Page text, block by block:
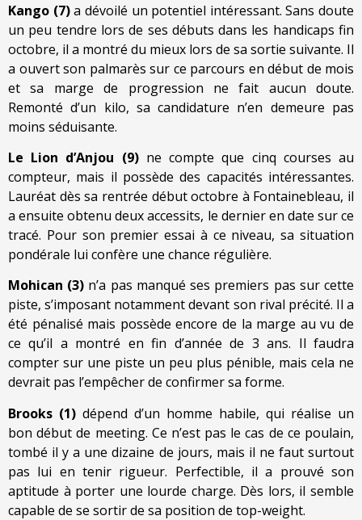
Kango (7)a dévoilé un potentiel intéressant. Sans doute
un peu tendre lors de ses débuts dans les handicaps fin
octobre, il a montré du mieux lors de sa sortie suivante. Il
a ouvert son palmarès sur ce parcours en début de mois
et sa marge de progression ne fait aucun doute.
Remonté d’un kilo, sa candidature n’en demeure pas
moins séduisante.
Le Lion d’Anjou (9) ne compte que cinq courses au
compteur, mais il possède des capacités intéressantes.
Lauréat dès sa rentrée début octobre à Fontainebleau, il
a ensuite obtenu deux accessits, le dernier en date sur ce
tracé. Pour son premier essai à ce niveau, sa situation
pondérale lui confère une chance régulière.
Mohican (3) n’a pas manqué ses premiers pas sur cette
piste, s’imposant notamment devant son rival précité. Il a
été pénalisé mais possède encore de la marge au vu de
ce qu’il a montré en fin d’année de 3 ans. Il faudra
compter sur une piste un peu plus pénible, mais cela ne
devrait pas l’empêcher de confirmer sa forme.
Brooks (1) dépend d’un homme habile, qui réalise un
bon début de meeting. Ce n’est pas le cas de ce poulain,
tombé il y a une dizaine de jours, mais il ne faut surtout
pas lui en tenir rigueur. Perfectible, il a prouvé son
aptitude à porter une lourde charge. Dès lors, il semble
capable de se sortir de sa position de top-weight.